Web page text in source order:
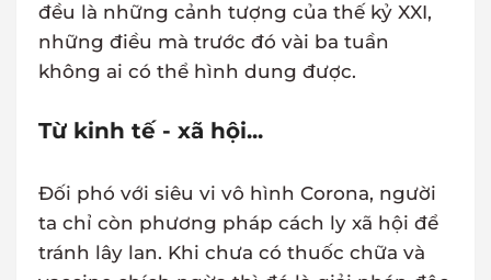
đều là những cảnh tượng của thế kỷ XXI,
những điều mà trước đó vài ba tuần
không ai có thể hình dung được.
Từ kinh tế - xã hội...
Đối phó với siêu vi vô hình Corona, người
ta chỉ còn phương pháp cách ly xã hội để
tránh lây lan. Khi chưa có thuốc chữa và